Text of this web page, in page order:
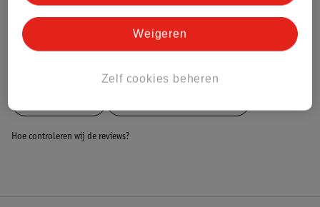
Bestel & Bezorginformatie
Hoe controleren wij de reviews?
Zelf cookies beheren
Weigeren